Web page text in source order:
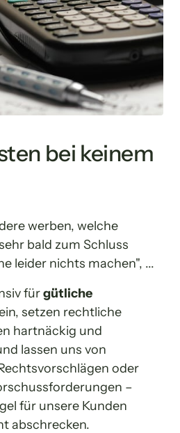
bei keinem
werben, welche
bald zum Schluss
leider nichts machen", ...
für gütliche
setzen rechtliche
hartnäckig und
oder
–
für unsere Kunden
abschrecken.